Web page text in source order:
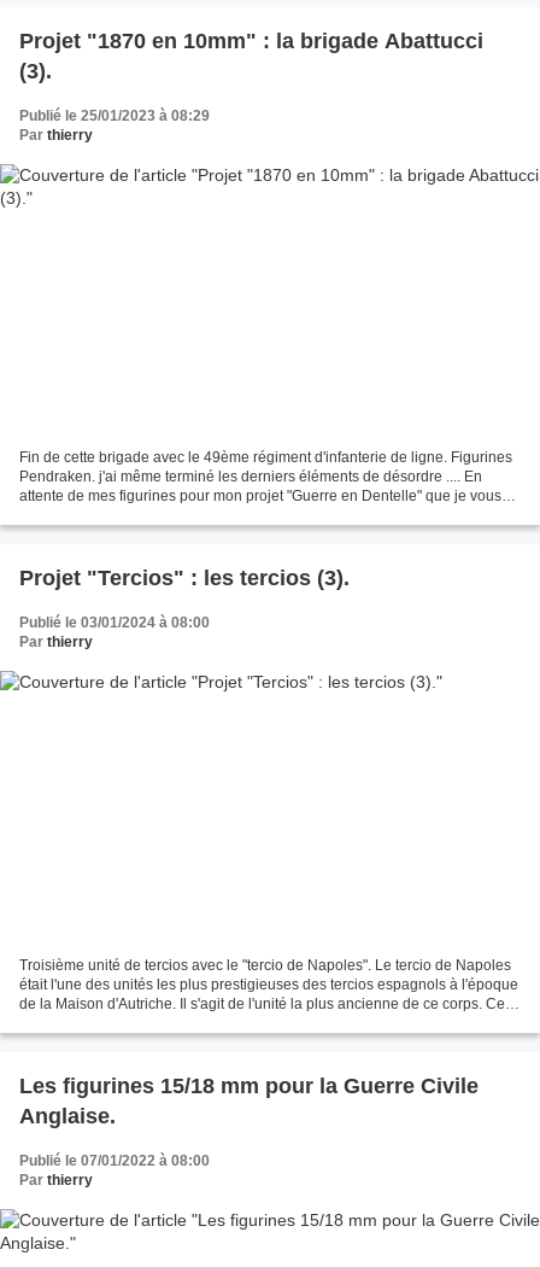
Projet "1870 en 10mm" : la brigade Abattucci
(3).
Publié le 25/01/2023 à 08:29
Par thierry
Fin de cette brigade avec le 49ème régiment d'infanterie de ligne. Figurines
Pendraken. j'ai même terminé les derniers éléments de désordre .... En
attente de mes figurines pour mon projet "Guerre en Dentelle" que je vous
Projet "Tercios" : les tercios (3).
Publié le 03/01/2024 à 08:00
Par thierry
Troisième unité de tercios avec le "tercio de Napoles". Le tercio de Napoles
était l'une des unités les plus prestigieuses des tercios espagnols à l'époque
de la Maison d'Autriche. Il s'agit de l'unité la plus ancienne de ce corps. Ce
Les figurines 15/18 mm pour la Guerre Civile
Anglaise.
Publié le 07/01/2022 à 08:00
Par thierry